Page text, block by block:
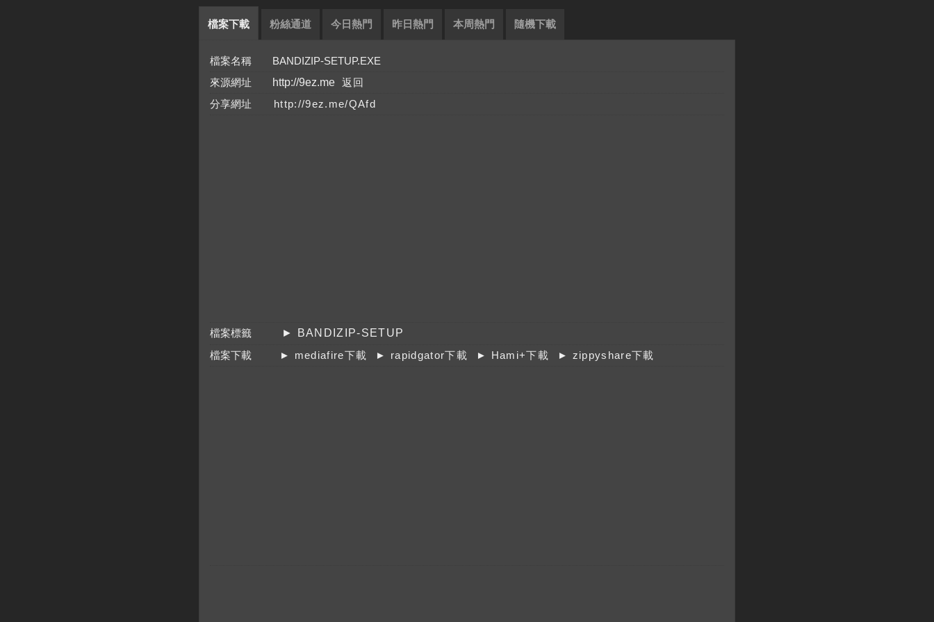
檔案下載 粉絲通道 今日熱門 昨日熱門 本周熱門 隨機下載
檔案名稱 BANDIZIP-SETUP.EXE
來源網址
http://9ez.me
分享網址
檔案標籤
► BANDIZIP-SETUP
檔案下載